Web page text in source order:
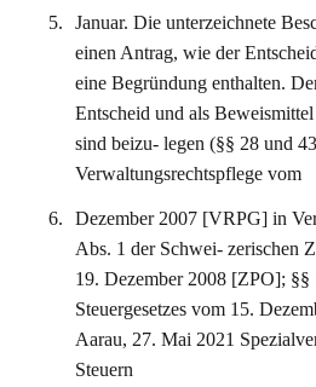
Januar. Die unterzeichnete
einen Antrag, wie der
eine Begründung enthalten.
Entscheid und als
sind beizu- legen (§§ 28 und
Verwaltungsrechtspflege vom
Dezember 2007 [VRPG] in
Abs. 1 der Schwei- zerischen
19. Dezember 2008 [ZPO]; §§
Steuergesetzes vom 15.
Aarau, 27. Mai 2021
Steuern